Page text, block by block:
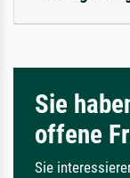
Sie
offene
Sie